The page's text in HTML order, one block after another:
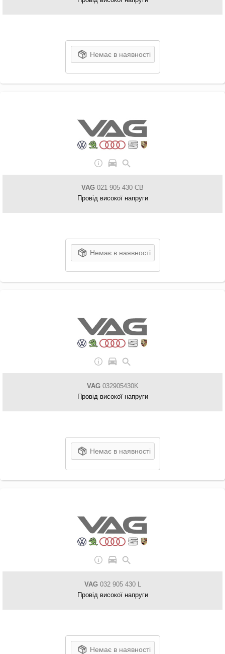
Немає в наявності
VAG 021 905 430 CB
Провід високої напруги
Немає в наявності
VAG032905430K
Провід високої напруги
Немає в наявності
VAG032 905 430 L
Провід високої напруги
Немає в наявності